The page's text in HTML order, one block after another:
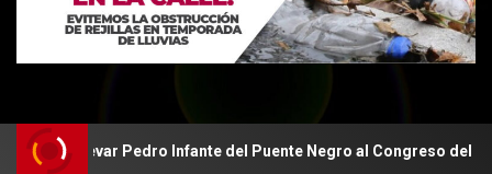
Infante del Puente Negro al Congreso del Estado